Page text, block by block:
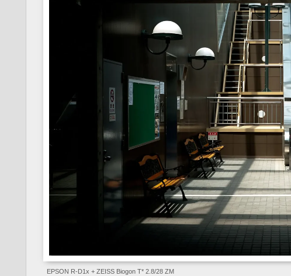
EPSON R-D1x + ZEISS Biogon T* 2.8/28 ZM